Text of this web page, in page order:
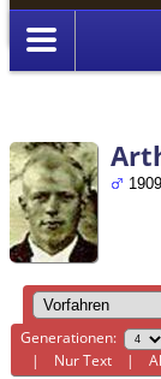
Anmelden
Generationen:
| Nur Text |